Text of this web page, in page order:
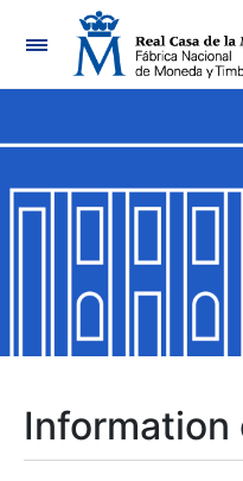
Navigation
Show/Hide
Show/Hide
Show/Hide
Information